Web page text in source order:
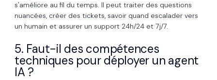
s'améliore au fil du temps. Il peut traiter des questions
nuancées, créer des tickets, savoir quand escalader vers
un humain et assurer un support 24h/24 et 7j/7.
5. Faut-il des compétences
techniques pour déployer un agent
IA ?